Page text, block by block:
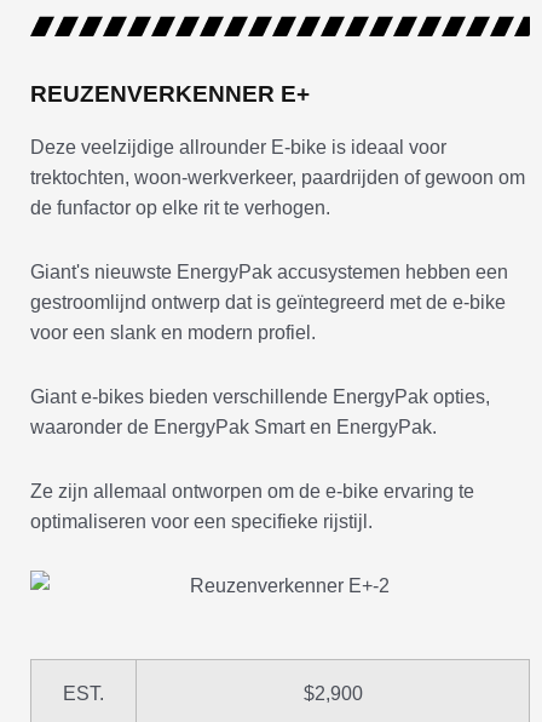
REUZENVERKENNER E+
Deze veelzijdige allrounder E-bike is ideaal voor
trektochten, woon-werkverkeer, paardrijden of gewoon om
de funfactor op elke rit te verhogen.
Giant's nieuwste EnergyPak accusystemen hebben een
gestroomlijnd ontwerp dat is geïntegreerd met de e-bike
voor een slank en modern profiel.
Giant e-bikes bieden verschillende EnergyPak opties,
waaronder de EnergyPak Smart en EnergyPak.
Ze zijn allemaal ontworpen om de e-bike ervaring te
optimaliseren voor een specifieke rijstijl.
EST. $2,900